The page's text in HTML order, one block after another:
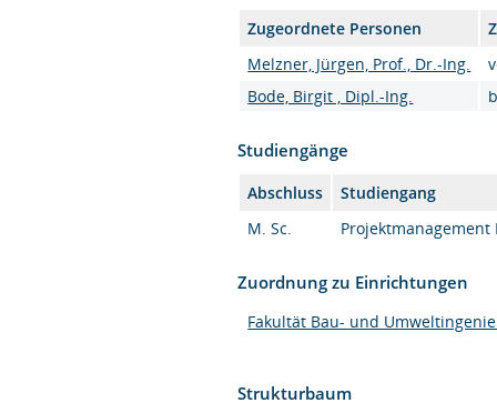
Zugeordnete Personen
Melzner, Jürgen, Prof., Dr.-Ing.
Bode, Birgit , Dipl.-Ing.
Studiengänge
Abschluss
Studiengang
M. Sc.
Projektmanagement
Zuordnung zu Einrichtungen
Fakultät Bau- und
Strukturbaum